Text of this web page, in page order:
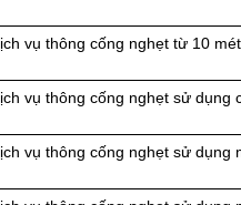
vụ thông cống nghẹt từ 10
vụ thông cống nghẹt sử dụng
vụ thông cống nghẹt sử dụng